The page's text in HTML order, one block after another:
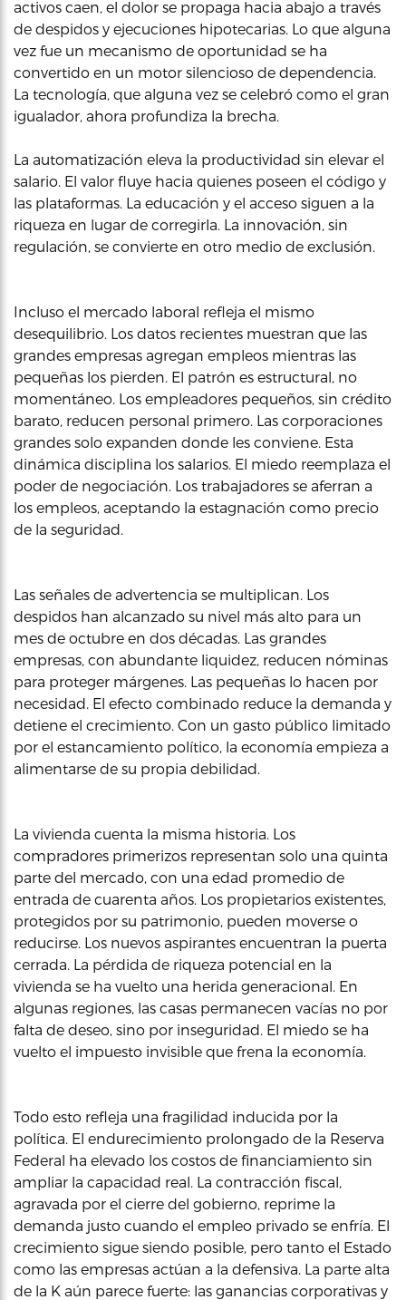
activos caen, el dolor se propaga hacia abajo a través
de despidos y ejecuciones hipotecarias. Lo que alguna
vez fue un mecanismo de oportunidad se ha
convertido en un motor silencioso de dependencia.
La tecnología, que alguna vez se celebró como el gran
igualador, ahora profundiza la brecha.
La automatización eleva la productividad sin elevar el
salario. El valor fluye hacia quienes poseen el código y
las plataformas. La educación y el acceso siguen a la
riqueza en lugar de corregirla. La innovación, sin
regulación, se convierte en otro medio de exclusión.
Incluso el mercado laboral refleja el mismo
desequilibrio. Los datos recientes muestran que las
grandes empresas agregan empleos mientras las
pequeñas los pierden. El patrón es estructural, no
momentáneo. Los empleadores pequeños, sin crédito
barato, reducen personal primero. Las corporaciones
grandes solo expanden donde les conviene. Esta
dinámica disciplina los salarios. El miedo reemplaza el
poder de negociación. Los trabajadores se aferran a
los empleos, aceptando la estagnación como precio
de la seguridad.
Las señales de advertencia se multiplican. Los
despidos han alcanzado su nivel más alto para un
mes de octubre en dos décadas. Las grandes
empresas, con abundante liquidez, reducen nóminas
para proteger márgenes. Las pequeñas lo hacen por
necesidad. El efecto combinado reduce la demanda y
detiene el crecimiento. Con un gasto público limitado
por el estancamiento político, la economía empieza a
alimentarse de su propia debilidad.
La vivienda cuenta la misma historia. Los
compradores primerizos representan solo una quinta
parte del mercado, con una edad promedio de
entrada de cuarenta años. Los propietarios existentes,
protegidos por su patrimonio, pueden moverse o
reducirse. Los nuevos aspirantes encuentran la puerta
cerrada. La pérdida de riqueza potencial en la
vivienda se ha vuelto una herida generacional. En
algunas regiones, las casas permanecen vacías no por
falta de deseo, sino por inseguridad. El miedo se ha
vuelto el impuesto invisible que frena la economía.
Todo esto refleja una fragilidad inducida por la
política. El endurecimiento prolongado de la Reserva
Federal ha elevado los costos de financiamiento sin
ampliar la capacidad real. La contracción fiscal,
agravada por el cierre del gobierno, reprime la
demanda justo cuando el empleo privado se enfría. El
crecimiento sigue siendo posible, pero tanto el Estado
como las empresas actúan a la defensiva. La parte alta
de la K aún parece fuerte: las ganancias corporativas y